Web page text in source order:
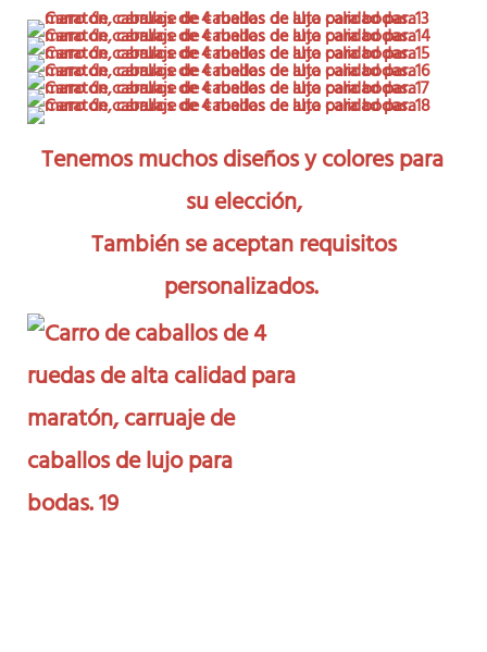
Tenemos muchos diseños y colores para
su elección,
También se aceptan requisitos
personalizados.